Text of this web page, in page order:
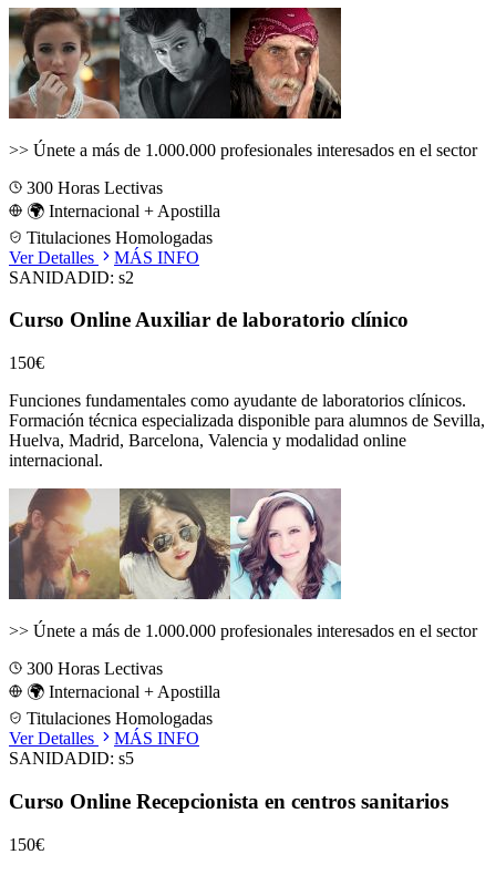
>> Únete a más de 1.000.000 profesionales interesados en el sector
300 Horas Lectivas
🌍 Internacional + Apostilla
Titulaciones Homologadas
Ver Detalles
MÁS INFO
SANIDADID: s2
Curso Online Auxiliar de laboratorio clínico
150€
Funciones fundamentales como ayudante de laboratorios clínicos.
Formación técnica especializada disponible para alumnos de Sevilla,
Huelva, Madrid, Barcelona, Valencia y modalidad online
internacional.
>> Únete a más de 1.000.000 profesionales interesados en el sector
300 Horas Lectivas
🌍 Internacional + Apostilla
Titulaciones Homologadas
Ver Detalles
MÁS INFO
SANIDADID: s5
Curso Online Recepcionista en centros sanitarios
150€